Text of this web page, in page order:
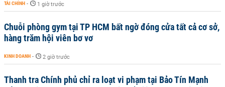
TÀI CHÍNH - 1 giờ trước
Chuỗi phòng gym tại TP HCM bất ngờ đóng cửa tất cả cơ sở,
hàng trăm hội viên bơ vơ
KINH DOANH - 2 giờ trước
Thanh tra Chính phủ chỉ ra loạt vi phạm tại Bảo Tín Mạnh